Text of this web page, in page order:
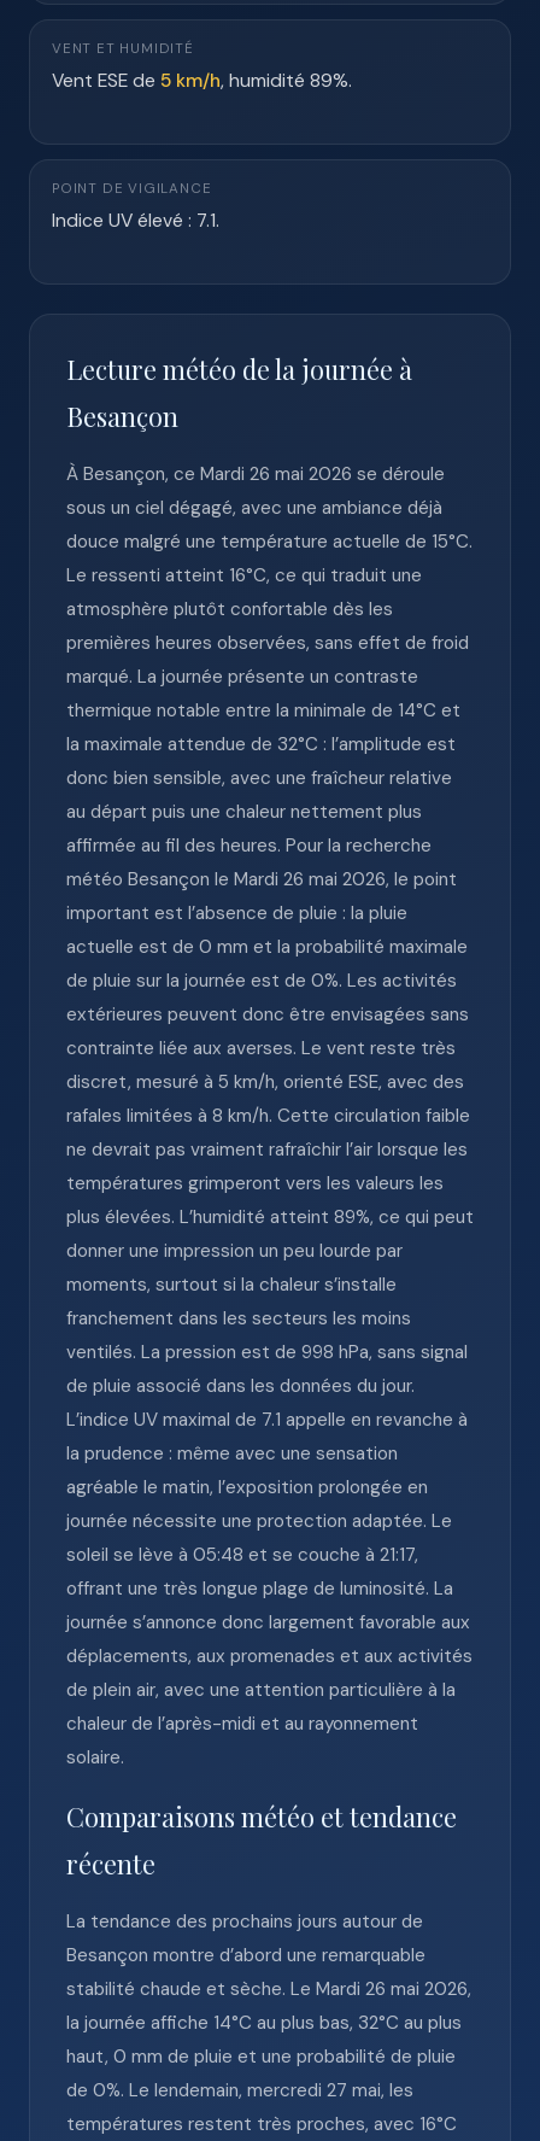
VENT ET HUMIDITÉ
Vent ESE de 5 km/h, humidité 89%.
POINT DE VIGILANCE
Indice UV élevé : 7.1.
Lecture météo de la journée à
Besançon
À Besançon, ce Mardi 26 mai 2026 se déroule
sous un ciel dégagé, avec une ambiance déjà
douce malgré une température actuelle de 15°C.
Le ressenti atteint 16°C, ce qui traduit une
atmosphère plutôt confortable dès les
premières heures observées, sans effet de froid
marqué. La journée présente un contraste
thermique notable entre la minimale de 14°C et
la maximale attendue de 32°C : l’amplitude est
donc bien sensible, avec une fraîcheur relative
au départ puis une chaleur nettement plus
affirmée au fil des heures. Pour la recherche
météo Besançon le Mardi 26 mai 2026, le point
important est l’absence de pluie : la pluie
actuelle est de 0 mm et la probabilité maximale
de pluie sur la journée est de 0%. Les activités
extérieures peuvent donc être envisagées sans
contrainte liée aux averses. Le vent reste très
discret, mesuré à 5 km/h, orienté ESE, avec des
rafales limitées à 8 km/h. Cette circulation faible
ne devrait pas vraiment rafraîchir l’air lorsque les
températures grimperont vers les valeurs les
plus élevées. L’humidité atteint 89%, ce qui peut
donner une impression un peu lourde par
moments, surtout si la chaleur s’installe
franchement dans les secteurs les moins
ventilés. La pression est de 998 hPa, sans signal
de pluie associé dans les données du jour.
L’indice UV maximal de 7.1 appelle en revanche à
la prudence : même avec une sensation
agréable le matin, l’exposition prolongée en
journée nécessite une protection adaptée. Le
soleil se lève à 05:48 et se couche à 21:17,
offrant une très longue plage de luminosité. La
journée s’annonce donc largement favorable aux
déplacements, aux promenades et aux activités
de plein air, avec une attention particulière à la
chaleur de l’après-midi et au rayonnement
solaire.
Comparaisons météo et tendance
récente
La tendance des prochains jours autour de
Besançon montre d’abord une remarquable
stabilité chaude et sèche. Le Mardi 26 mai 2026,
la journée affiche 14°C au plus bas, 32°C au plus
haut, 0 mm de pluie et une probabilité de pluie
de 0%. Le lendemain, mercredi 27 mai, les
températures restent très proches, avec 16°C